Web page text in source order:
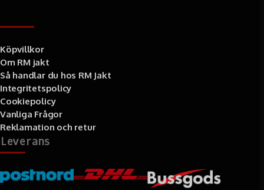
Köpvillkor
Om RM jakt
Så handlar du hos RM Jakt
Integritetspolicy
Cookiepolicy
Vanliga Frågor
Reklamation och retur
Leverans